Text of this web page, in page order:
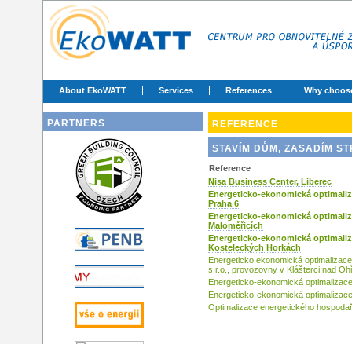
About EkoWATT Services References Why
PARTNERS REFERENCE
STAVÍM DŮM, ZASADÍM
Reference
Nisa Business Center, Liberec
Energeticko-ekonomická
Praha 6
Energeticko-ekonomická
Maloměřicích
Energeticko-ekonomická
Kosteleckých Horkách
Energeticko ekonomická
s.r.o., provozovny v Klášterci nad
Energeticko-ekonomická
Energeticko-ekonomická
Optimalizace energetického